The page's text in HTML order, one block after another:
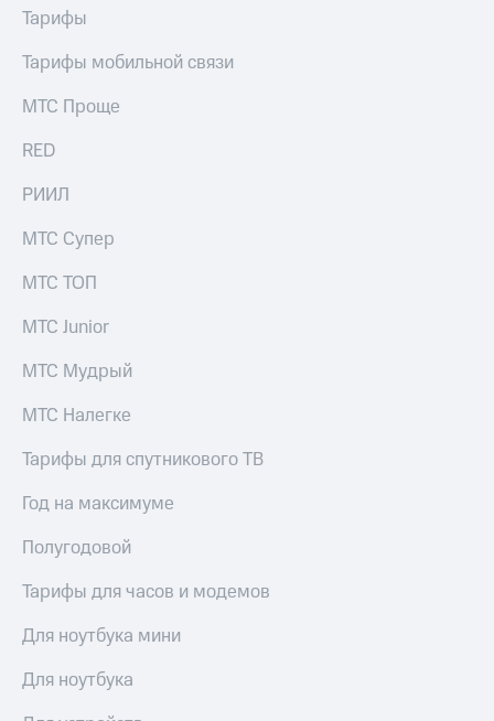
Тарифы
Тарифы мобильной связи
МТС Проще
RED
РИИЛ
МТС Супер
МТС ТОП
МТС Junior
МТС Мудрый
МТС Налегке
Тарифы для спутникового ТВ
Год на максимуме
Полугодовой
Тарифы для часов и модемов
Для ноутбука мини
Для ноутбука